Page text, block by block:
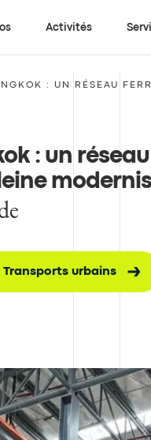
Activités
: UN RÉSEAU
: un réseau
urbains